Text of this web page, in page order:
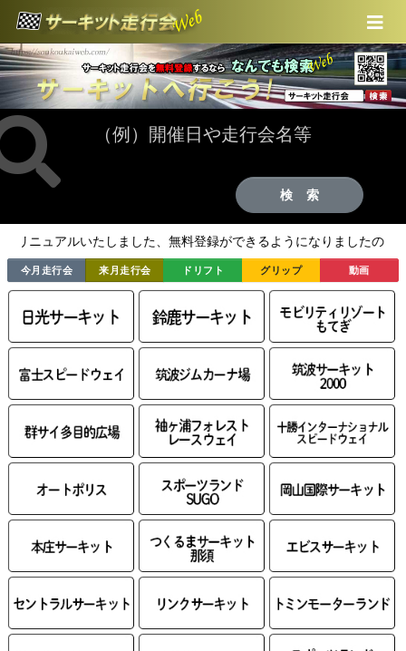
コンテンツにスキップする
検 索
いたしました、無料登録ができるようになりましたので走行会の
今月走行会 来月走行会 ドリフト グリップ 動画
トップ
ログイン